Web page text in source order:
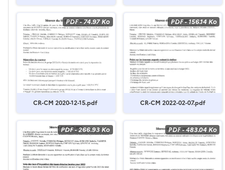
PDF-74.97 Ko
CR-CM 2020-12-15.pdf
PDF-156.14 Ko
CR-CM 2022-02-07.pdf
PDF-266.93 Ko PDF-483.04 Ko